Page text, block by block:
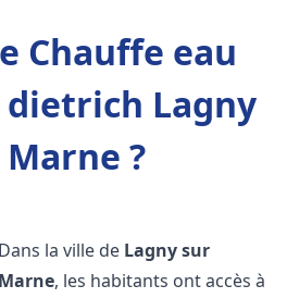
Chauffe eau
Lagny
?
Dans la ville de Lagny sur
Marne, les habitants ont accès à